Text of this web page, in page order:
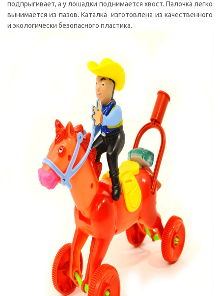
подпрыгивает, а у лошадки поднимается хвост. Палочка легко
вынимается из пазов. Каталка изготовлена из качественного
и экологически безопасного пластика.